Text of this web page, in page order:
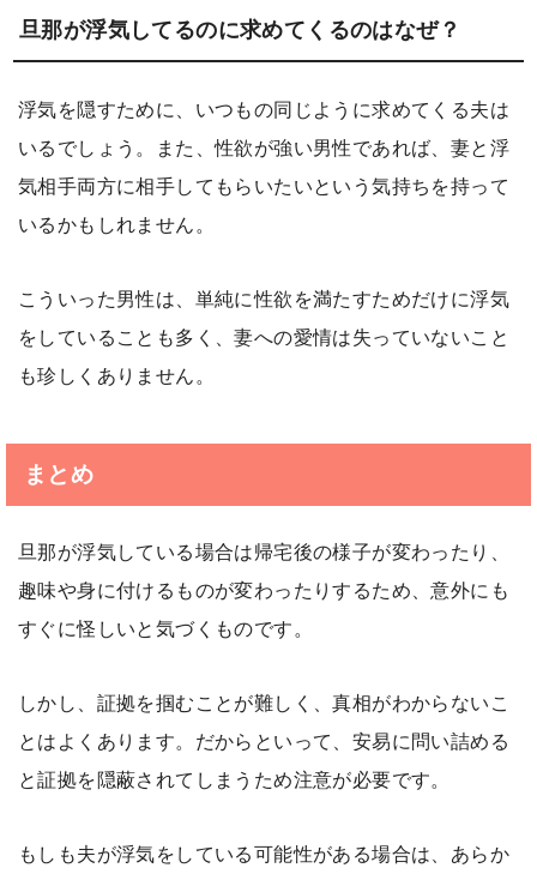
旦那が浮気してるのに求めてくるのはなぜ？
浮気を隠すために、いつもの同じように求めてくる夫は
いるでしょう。また、性欲が強い男性であれば、妻と浮
気相手両方に相手してもらいたいという気持ちを持って
いるかもしれません。
こういった男性は、単純に性欲を満たすためだけに浮気
をしていることも多く、妻への愛情は失っていないこと
も珍しくありません。
まとめ
旦那が浮気している場合は帰宅後の様子が変わったり、
趣味や身に付けるものが変わったりするため、意外にも
すぐに怪しいと気づくものです。
しかし、証拠を掴むことが難しく、真相がわからないこ
とはよくあります。だからといって、安易に問い詰める
と証拠を隠蔽されてしまうため注意が必要です。
もしも夫が浮気をしている可能性がある場合は、あらか